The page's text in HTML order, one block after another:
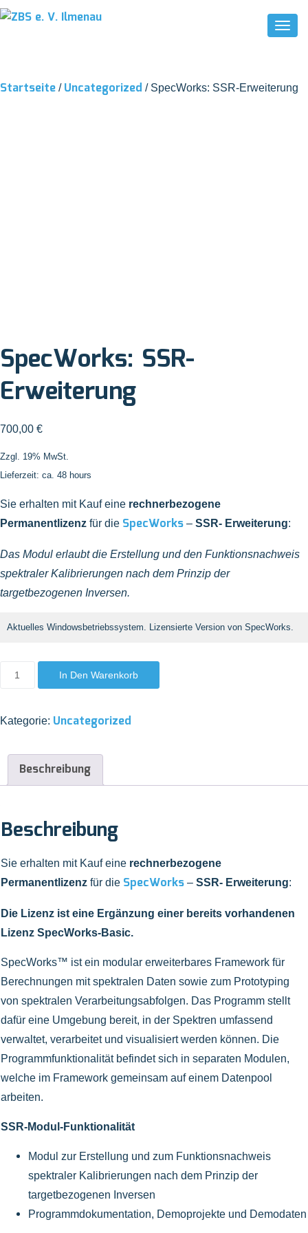
Startseite / Uncategorized / SpecWorks: SSR-Erweiterung
SpecWorks: SSR-
Erweiterung
700,00 €
Zzgl. 19% MwSt.
Lieferzeit: ca. 48 hours
Sie erhalten mit Kauf eine rechnerbezogene
Permanentlizenz für die SpecWorks – SSR- Erweiterung:
Das Modul erlaubt die Erstellung und den Funktionsnachweis
spektraler Kalibrierungen nach dem Prinzip der
targetbezogenen Inversen.
Aktuelles Windowsbetriebssystem. Lizensierte Version von SpecWorks.
In Den Warenkorb
Kategorie: Uncategorized
Beschreibung
Beschreibung
Sie erhalten mit Kauf eine rechnerbezogene
Permanentlizenz für die SpecWorks – SSR- Erweiterung:
Die Lizenz ist eine Ergänzung einer bereits vorhandenen
Lizenz SpecWorks-Basic.
SpecWorks™ ist ein modular erweiterbares Framework für
Berechnungen mit spektralen Daten sowie zum Prototyping
von spektralen Verarbeitungsabfolgen. Das Programm stellt
dafür eine Umgebung bereit, in der Spektren umfassend
verwaltet, verarbeitet und visualisiert werden können. Die
Programmfunktionalität befindet sich in separaten Modulen,
welche im Framework gemeinsam auf einem Datenpool
arbeiten.
SSR-Modul-Funktionalität
Modul zur Erstellung und zum Funktionsnachweis
spektraler Kalibrierungen nach dem Prinzip der
targetbezogenen Inversen
Programmdokumentation, Demoprojekte und Demodaten